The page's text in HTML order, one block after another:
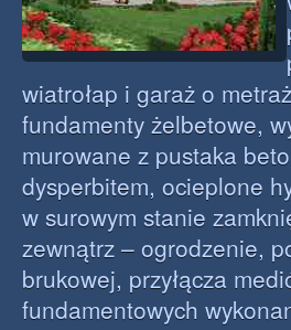
wiatrołap i garaż o
fundamenty żelbetowe,
murowane z pustaka
dysperbitem, ocieplone
w surowym stanie
zewnątrz – ogrodzenie,
brukowej, przyłącza
fundamentowych